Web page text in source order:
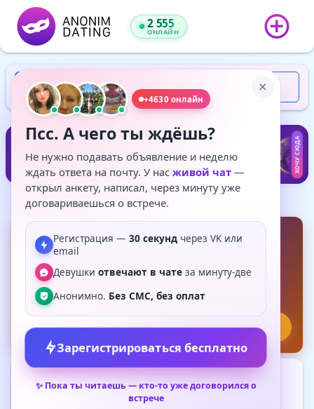
2 555
ОНЛАЙН
+4630 онлайн
Псс. А чего ты ждёшь?
Не нужно подавать объявление и неделю
ждать ответа на почту. У нас живой чат —
открыл анкету, написал, через минуту уже
договариваешься о встрече.
Регистрация — 30 секундчерез VK или
email
Девушки отвечают в чатеза минуту-две
Анонимно. Без СМС, без оплат
Зарегистрироваться бесплатно
✨Пока ты читаешь — кто-то уже договорился о
встрече
Регистрация
VIP VIP VIP VIP VIP VIP
ХОЧУ СЮДА
Главная Ирина
Ирина
16 минут назад Женщина
Волгоград
20симпатий 25%
Написать
О СЕБЕ
Я — жизнерадостная и позитивная женщина, которая всегда
старается находить светлую сторону в любых ситуациях. Мое